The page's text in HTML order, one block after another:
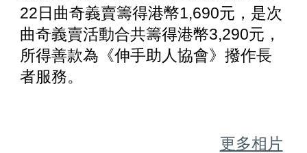
22日曲奇義賣籌得港幣1,690元，是次
曲奇義賣活動合共籌得港幣3,290元，
所得善款為《伸手助人協會》撥作長
者服務。
更多相片